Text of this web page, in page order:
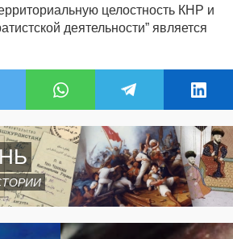
целостность КНР и
деятельности” является